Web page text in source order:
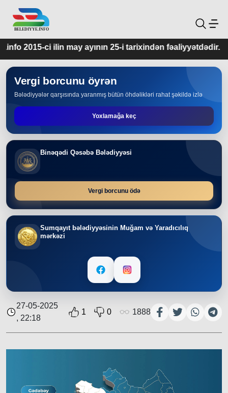
ayının 25-i tarixindən fəaliyyətdədir.
Vergi borcunu öyrən
Bələdiyyələr qarşısında yaranmış bütün öhdəlikləri rahat şəkildə izlə
Yoxlamağa keç
Binəqədi Qəsəbə Bələdiyyəsi
Vergi borcunu ödə
Sumqayıt bələdiyyəsinin Muğam və Yaradıcılıq
mərkəzi
27-05-2025
, 22:18
1 0 1888